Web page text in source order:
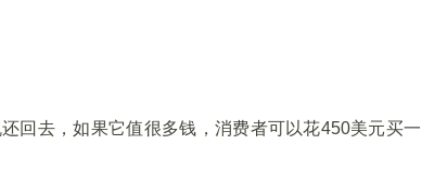
回去，如果它值很多钱，消费者可以花450美元买一